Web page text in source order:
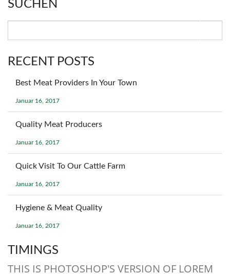
SUCHEN
RECENT POSTS
Best Meat Providers In Your Town
Januar 16, 2017
Quality Meat Producers
Januar 16, 2017
Quick Visit To Our Cattle Farm
Januar 16, 2017
Hygiene & Meat Quality
Januar 16, 2017
TIMINGS
THIS IS PHOTOSHOP'S VERSION OF LOREM